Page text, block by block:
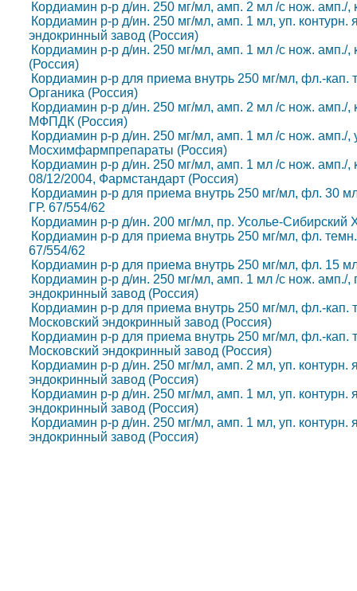
Кордиамин р-р д/ин. 250 мг/мл, амп. 2 мл /с нож. амп./
Кордиамин р-р д/ин. 250 мг/мл, амп. 1 мл, уп. контурн.
эндокринный завод (Россия)
Кордиамин р-р д/ин. 250 мг/мл, амп. 1 мл /с нож.
(Россия)
Кордиамин р-р для приема внутрь 250 мг/мл, фл.-кап.
Органика (Россия)
Кордиамин р-р д/ин. 250 мг/мл, амп. 2 мл /с нож. амп./,
МФПДК (Россия)
Кордиамин р-р д/ин. 250 мг/мл, амп. 1 мл /с нож. амп./,
Мосхимфармпрепараты (Россия)
Кордиамин р-р д/ин. 250 мг/мл, амп. 1 мл /с нож. амп./,
08/12/2004, Фармстандарт (Россия)
Кордиамин р-р для приема внутрь 250 мг/мл, фл. 30
ГР. 67/554/62
Кордиамин р-р д/ин. 200 мг/мл, пр. Усолье-Сибирский
Кордиамин р-р для приема внутрь 250 мг/мл, фл.
67/554/62
Кордиамин р-р для приема внутрь 250 мг/мл, фл. 15
Кордиамин р-р д/ин. 250 мг/мл, амп. 1 мл /с нож. амп./,
эндокринный завод (Россия)
Кордиамин р-р для приема внутрь 250 мг/мл, фл.-кап.
Московский эндокринный завод (Россия)
Кордиамин р-р для приема внутрь 250 мг/мл, фл.-кап.
Московский эндокринный завод (Россия)
Кордиамин р-р д/ин. 250 мг/мл, амп. 2 мл, уп. контурн.
эндокринный завод (Россия)
Кордиамин р-р д/ин. 250 мг/мл, амп. 1 мл, уп. контурн.
эндокринный завод (Россия)
Кордиамин р-р д/ин. 250 мг/мл, амп. 1 мл, уп. контурн.
эндокринный завод (Россия)